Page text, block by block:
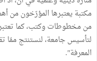
مكتبة يعتبرها المؤرّخون من
من مخطوطات وكتب، كما
لتأسيس جامعة، لنستنتج ممّا
المعرفة".